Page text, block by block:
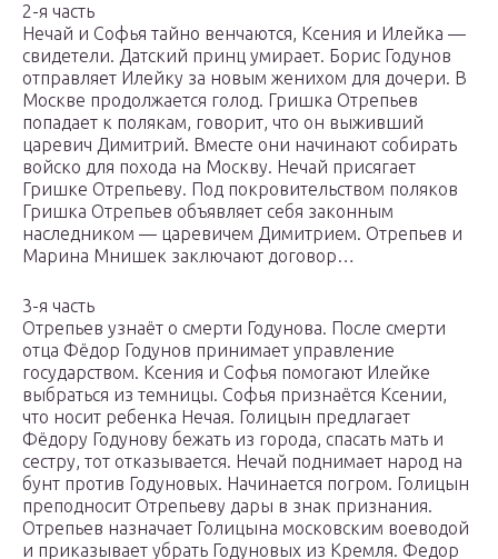
2-я часть
Нечай и Софья тайно венчаются, Ксения и Илейка —
свидетели. Датский принц умирает. Борис Годунов
отправляет Илейку за новым женихом для дочери. В
Москве продолжается голод. Гришка Отрепьев
попадает к полякам, говорит, что он выживший
царевич Димитрий. Вместе они начинают собирать
войско для похода на Москву. Нечай присягает
Гришке Отрепьеву. Под покровительством поляков
Гришка Отрепьев объявляет себя законным
наследником — царевичем Димитрием. Отрепьев и
Марина Мнишек заключают договор…
3-я часть
Отрепьев узнаёт о смерти Годунова. После смерти
отца Фёдор Годунов принимает управление
государством. Ксения и Софья помогают Илейке
выбраться из темницы. Софья признаётся Ксении,
что носит ребенка Нечая. Голицын предлагает
Фёдору Годунову бежать из города, спасать мать и
сестру, тот отказывается. Нечай поднимает народ на
бунт против Годуновых. Начинается погром. Голицын
преподносит Отрепьеву дары в знак признания.
Отрепьев назначает Голицына московским воеводой
и приказывает убрать Годуновых из Кремля. Федор